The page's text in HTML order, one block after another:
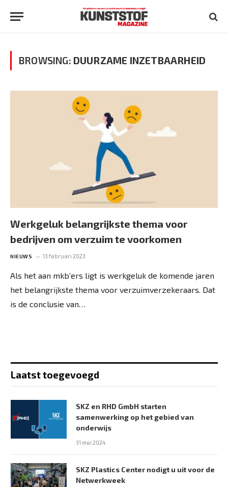
BROWSING: DUURZAME INZETBAARHEID
Werkgeluk belangrijkste thema voor
bedrijven om verzuim te voorkomen
NIEUWS 13 februari 2023
Als het aan mkb’ers ligt is werkgeluk de komende jaren
het belangrijkste thema voor verzuimverzekeraars. Dat
is de conclusie van…
Laatst toegevoegd
SKZ en RHD GmbH starten
samenwerking op het gebied van
onderwijs
31 mei 2024
SKZ Plastics Center nodigt u uit voor de
Netwerkweek